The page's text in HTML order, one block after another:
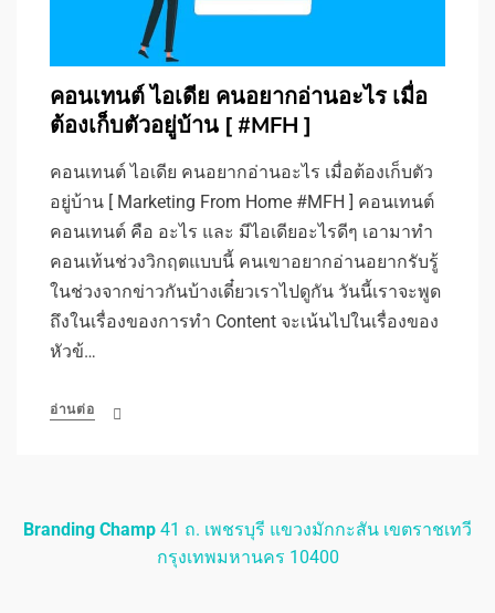
คอนเทนต์ ไอเดีย คนอยากอ่านอะไร เมื่อ
ต้องเก็บตัวอยู่บ้าน [ #MFH ]
คอนเทนต์ ไอเดีย คนอยากอ่านอะไร เมื่อต้องเก็บตัว
อยู่บ้าน [ Marketing From Home #MFH ] คอนเทนต์
คอนเทนต์ คือ อะไร และ มีไอเดียอะไรดีๆ เอามาทำ
คอนเท้นช่วงวิกฤตแบบนี้ คนเขาอยากอ่านอยากรับรู้
ในช่วงจากข่าวกันบ้างเดี๋ยวเราไปดูกัน วันนี้เราจะพูด
ถึงในเรื่องของการทำ Content จะเน้นไปในเรื่องของ
หัวข้…
อ่านต่อ
Branding Champ 41 ถ. เพชรบุรี แขวงมักกะสัน เขตราชเทวี
กรุงเทพมหานคร 10400